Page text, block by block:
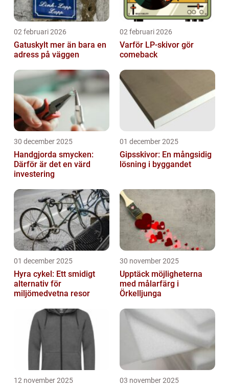
02 februari 2026
Gatuskylt mer än bara en
adress på väggen
02 februari 2026
Varför LP-skivor gör
comeback
30 december 2025
Handgjorda smycken:
Därför är det en värd
investering
01 december 2025
Gipsskivor: En mångsidig
lösning i byggandet
01 december 2025
Hyra cykel: Ett smidigt
alternativ för
miljömedvetna resor
30 november 2025
Upptäck möjligheterna
med målarfärg i
Örkelljunga
12 november 2025 03 november 2025